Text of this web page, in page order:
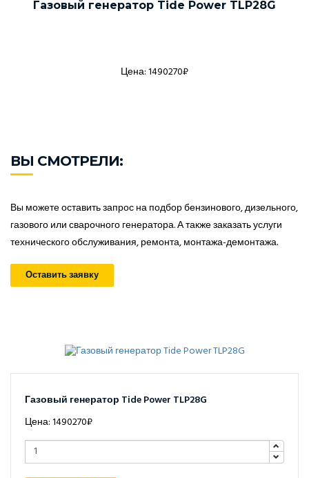
Газовый генератор Tide Power TLP28G
Цена: 1490270₽
ВЫ СМОТРЕЛИ:
Вы можете оставить запрос на подбор бензинового, дизельного,
газового или сварочного генератора. А также заказать услуги
технического обслуживания, ремонта, монтажа-демонтажа.
Оставить заявку
Газовый генератор Tide Power TLP28G
Цена: 1490270₽